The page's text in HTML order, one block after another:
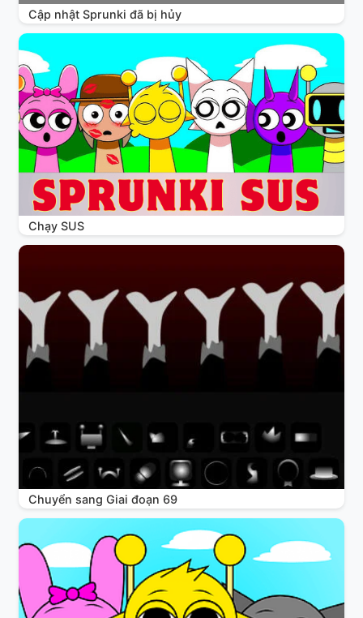
Cập nhật Sprunki đã bị hủy
Chạy SUS
Chuyển sang Giai đoạn 69